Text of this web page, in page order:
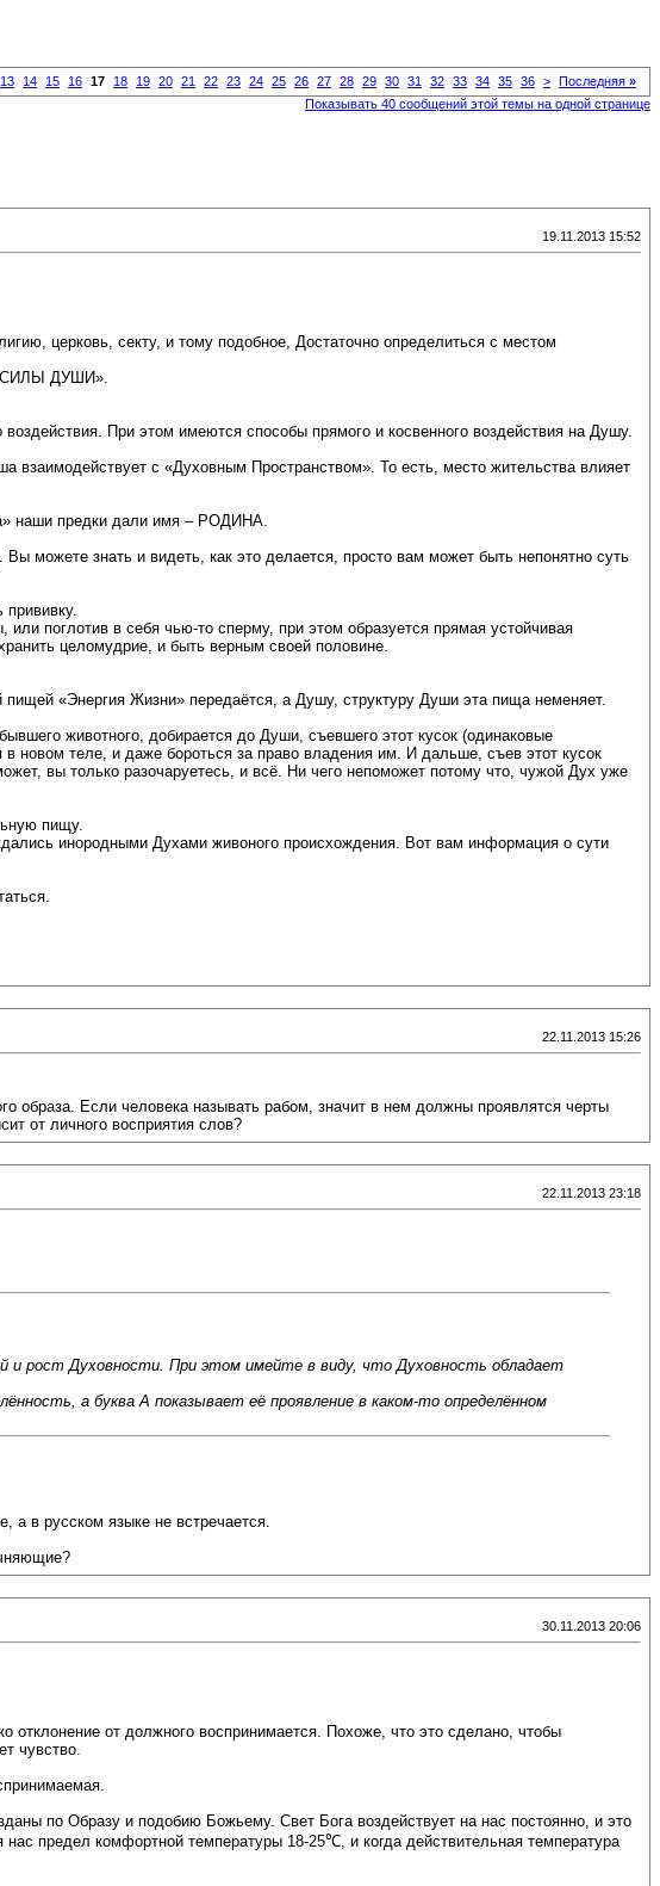
13 14 15 16 17 18 19 20 21 22 23 24 25 26 27 28 29 30 31 32 33 34 35 36 > Последняя »
Показывать 40 сообщений этой темы на одной странице
19.11.2013 15:52
церковь, секту, и тому подобное, Достаточно определиться с местом
СИЛЫ ДУШИ».
При этом имеются способы прямого и косвенного воздействия на Душу.
с «Духовным Пространством». То есть, место жительства влияет
наши предки дали имя – РОДИНА.
можете знать и видеть, как это делается, просто вам может быть непонятно суть
поглотив в себя чью-то сперму, при этом образуется прямая устойчивая
целомудрие, и быть верным своей половине.
пищей «Энергия Жизни» передаётся, а Душу, структуру Души эта пища неменяет.
животного, добирается до Души, съевшего этот кусок (одинаковые
новом теле, и даже бороться за право владения им. И дальше, съев этот кусок
вы только разочаруетесь, и всё. Ни чего непоможет потому что, чужой Дух уже
пищу.
инородными Духами живоного происхождения. Вот вам информация о сути
22.11.2013 15:26
образа. Если человека называть рабом, значит в нем должны проявлятся черты
от личного восприятия слов?
22.11.2013 23:18
рост Духовности. При этом имейте в виду, что Духовность обладает
а буква А показывает её проявление в каком-то определённом
а в русском языке не встречается.
30.11.2013 20:06
от должного воспринимается. Похоже, что это сделано, чтобы
чувство.
по Образу и подобию Божьему. Свет Бога воздействует на нас постоянно, и это
предел комфортной температуры 18-25℃, и когда действительная температура